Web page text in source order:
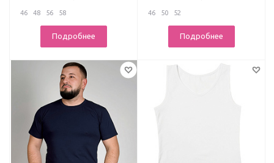
46 48 56 58
Подробнее
46 50 52
Подробнее